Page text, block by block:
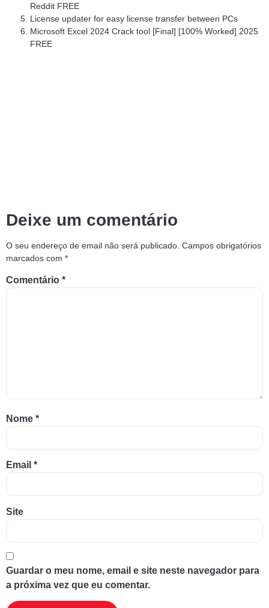
Reddit FREE
License updater for easy license transfer between PCs
Microsoft Excel 2024 Crack tool [Final] [100% Worked] 2025
FREE
Deixe um comentário
O seu endereço de email não será publicado. Campos obrigatórios
marcados com *
Comentário *
Nome *
Email *
Site
Guardar o meu nome, email e site neste navegador para
a próxima vez que eu comentar.